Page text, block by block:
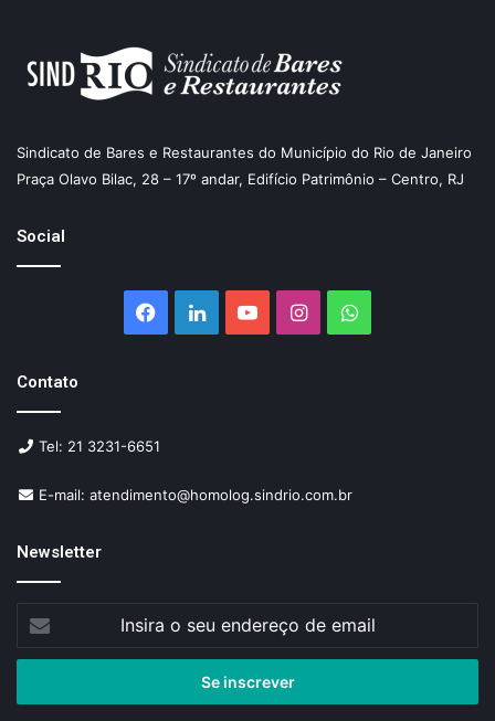
Sindicato de Bares e Restaurantes do Município do Rio de Janeiro
Praça Olavo Bilac, 28 – 17º andar, Edifício Patrimônio – Centro, RJ
Social
Facebook
LinkedinYouTubeInstagramWhatsApp
Contato
Tel: 21 3231-6651
E-mail: atendimento@homolog.sindrio.com.br
Newsletter
seu
de